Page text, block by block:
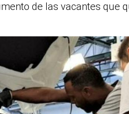
de las vacantes que